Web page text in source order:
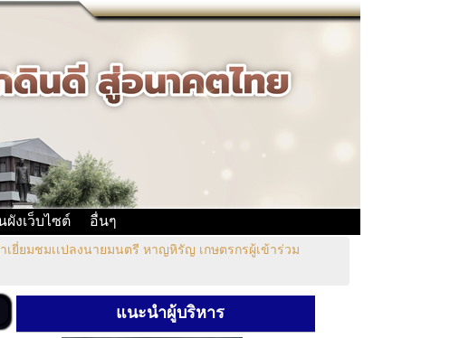
ผังเว็บไซต์ อื่นๆ
ยมชมเเปลงนายมนตรี หาญหิรัญ เกษตรกรผู้เข้าร่วม
แนะนำผู้บริหาร